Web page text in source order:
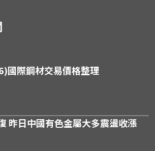
國際鋼材交易價格整理
昨日中國有色金屬大多震盪收漲